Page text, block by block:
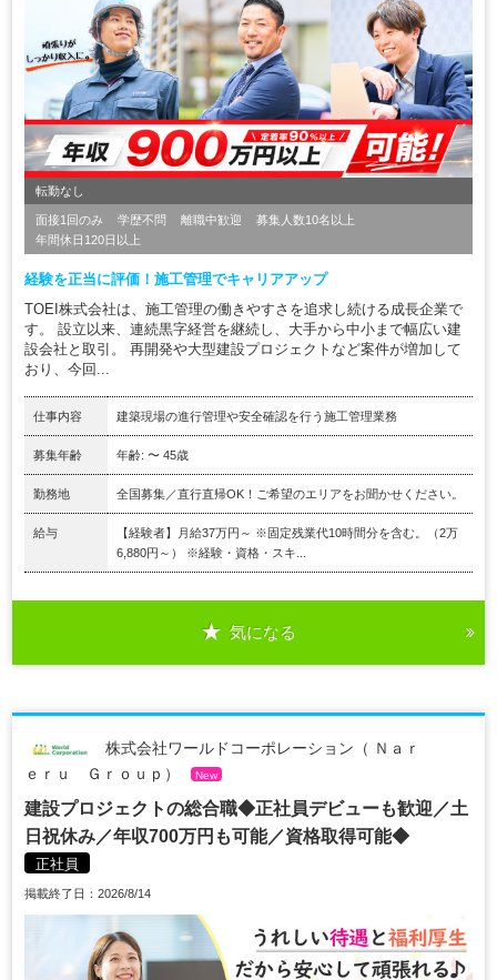
転勤なし
面接1回のみ 学歴不問 離職中歓迎
募集人数10名以上
年間休日120日以上
経験を正当に評価！施工管理でキャリアアップ
TOEI株式会社は、施工管理の働きやすさを追求し続ける成長企業で
す。 設立以来、連続黒字経営を継続し、大手から中小まで幅広い建
設会社と取引。 再開発や大型建設プロジェクトなど案件が増加して
おり、今回...
仕事内容 建築現場の進行管理や安全確認を行う施工管理業務
募集年齢 年齢: 〜 45歳
勤務地 全国募集／直行直帰OK！ご希望のエリアをお聞かせください。
給与
【経験者】月給37万円～ ※固定残業代10時間分を含む。（2万
6,880円～） ※経験・資格・スキ...
気になる
株式会社ワールドコーポレーション（ Ｎａｒ
ｅｒｕ Ｇｒｏｕｐ）
New
建設プロジェクトの総合職◆正社員デビューも歓迎／土
日祝休み／年収700万円も可能／資格取得可能◆
正社員
掲載終了日：2026/8/14